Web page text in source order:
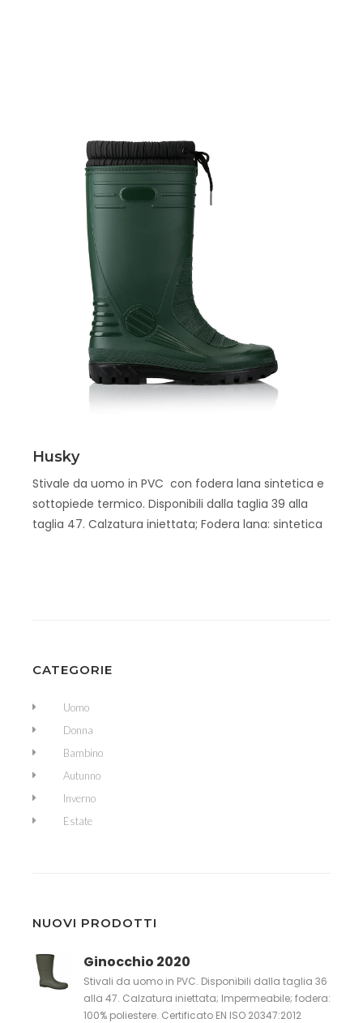
Husky
Stivale da uomo in PVC con fodera lana sintetica e
sottopiede termico. Disponibili dalla taglia 39 alla
taglia 47. Calzatura iniettata; Fodera lana: sintetica
CATEGORIE
Uomo
Donna
Bambino
Autunno
Inverno
Estate
NUOVI PRODOTTI
Ginocchio 2020
Stivali da uomo in PVC. Disponibili dalla taglia 36
alla 47. Calzatura iniettata; Impermeabile; fodera:
100% poliestere. Certificato EN ISO 20347:2012